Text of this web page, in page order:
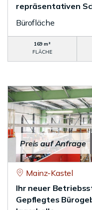
repräsentativen
Bürofläche
169 m²
FLÄCHE
Preis auf Anfrage
Mainz-Kastel
Ihr neuer
Gepflegtes